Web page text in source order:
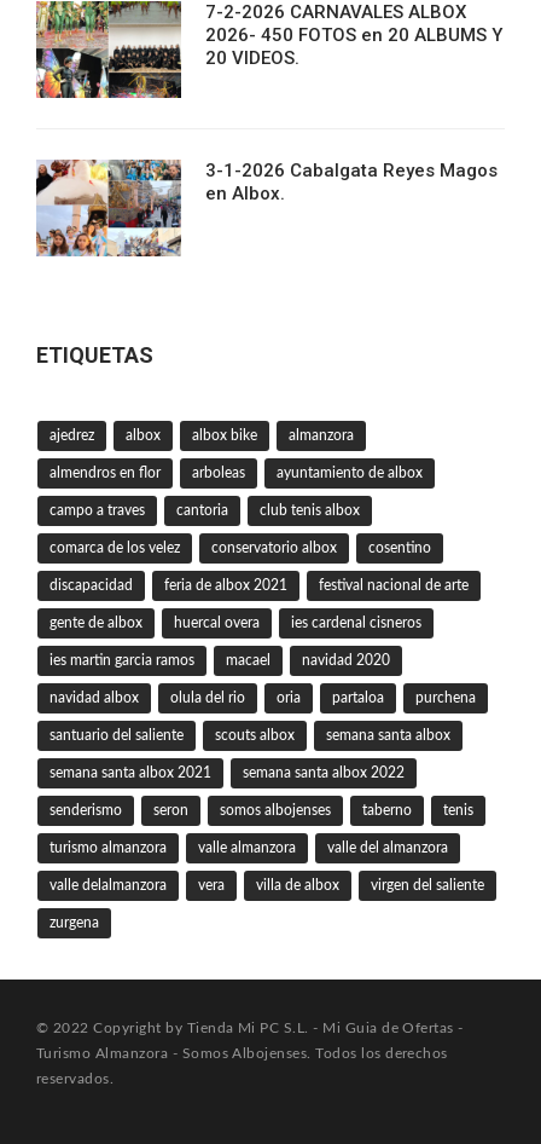
7-2-2026 CARNAVALES ALBOX
2026- 450 FOTOS en 20 ALBUMS Y
20 VIDEOS.
3-1-2026 Cabalgata Reyes Magos
en Albox.
ETIQUETAS
ajedrez albox albox bike almanzora
almendros en flor arboleas ayuntamiento de albox
campo a traves cantoria club tenis albox
comarca de los velez conservatorio albox cosentino
discapacidad feria de albox 2021 festival nacional de arte
gente de albox huercal overa ies cardenal cisneros
ies martin garcia ramos macael navidad 2020
navidad albox olula del rio oria partaloa purchena
santuario del saliente scouts albox semana santa albox
semana santa albox 2021 semana santa albox 2022
senderismo seron somos albojenses taberno tenis
turismo almanzora valle almanzora valle del almanzora
valle delalmanzora vera villa de albox virgen del saliente
zurgena
© 2022 Copyright by Tienda Mi PC S.L. - Mi Guia de Ofertas -
Turismo Almanzora - Somos Albojenses. Todos los derechos
reservados.